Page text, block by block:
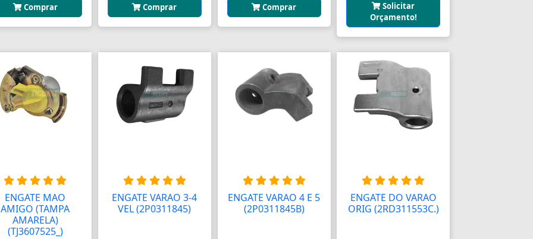
Comprar Comprar Comprar
Solicitar
Orçamento!
ENGATE MAO
AMIGO (TAMPA
AMARELA)
(TJ3607525_)
ENGATE VARAO 3-4
VEL (2P0311845)
ENGATE VARAO 4 E 5
(2P0311845B)
ENGATE DO VARAO
ORIG (2RD311553C.)